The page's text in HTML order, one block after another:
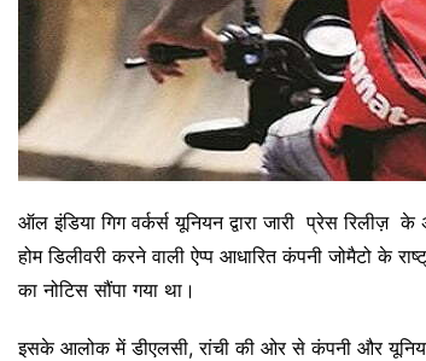
ऑल इंडिया गिग वर्कर्स यूनियन द्वारा जारी प्रेस
होम डिलीवरी करने वाली ऐप्प आधारित कंपनी जोमैटो के
का नोटिस सौंपा गया था।
इसके आलोक में डीएलसी, रांची की ओर से कंपनी और